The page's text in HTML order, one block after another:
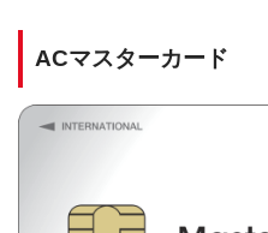
ACマスターカード